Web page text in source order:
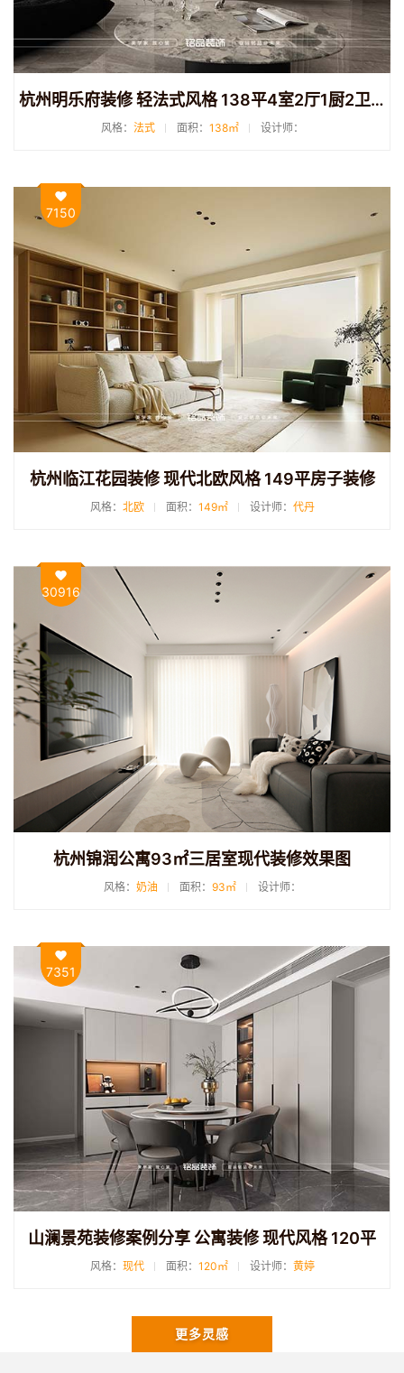
杭州明乐府装修 轻法式风格 138平4室2厅1厨2卫装修
风格： 法式 面积： 138㎡ 设计师：
7150
杭州临江花园装修 现代北欧风格 149平房子装修
风格： 北欧 面积： 149㎡ 设计师： 代丹
30916
杭州锦润公寓93㎡三居室现代装修效果图
风格： 奶油 面积： 93㎡ 设计师：
7351
山澜景苑装修案例分享 公寓装修 现代风格 120平
风格： 现代 面积： 120㎡ 设计师： 黄婷
更多灵感